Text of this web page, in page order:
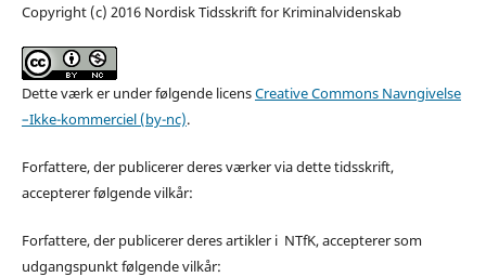
Copyright (c) 2016 Nordisk Tidsskrift for Kriminalvidenskab
Dette værk er under følgende licensCreative Commons Navngivelse
–Ikke-kommerciel (by-nc).
Forfattere, der publicerer deres værker via dette tidsskrift,
accepterer følgende vilkår:
Forfattere, der publicerer deres artikler i NTfK, accepterer som
udgangspunkt følgende vilkår: